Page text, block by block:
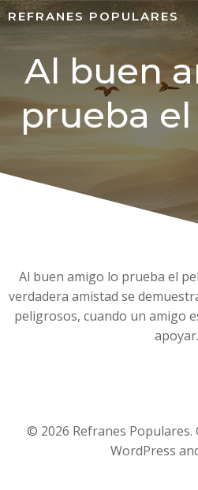
REFRANES POPULARES
Al buen
prueba
Al buen amigo lo prueba el
verdadera amistad se
peligrosos, cuando un amigo
apoyar.
© 2026 Refranes
WordPress